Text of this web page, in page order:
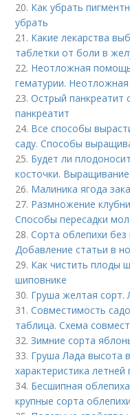
20. Как убрать
убрать
21. Какие лекарства
таблетки от боли в
22. Неотложная
гематурии.
23.Острый панкреатит
панкреатит
24. Все способы
саду. Способы
25. Будет ли
косточки.
26. Малиника ягода
27. Размножение
Способы пересадки
28.Сорта облепихи
Добавление статьи в
29. Как чистить плоды
шиповнике
30. Груша желтая сорт.
31.Совместимость
таблица. Схема
32.Зимние сорта
33. Груша Лада высота
характеристика летней
34. Бесшипная
крупные сорта